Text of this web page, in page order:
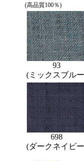
(高品質100％)
93
(ミックスブル
698
(ダークネイビ